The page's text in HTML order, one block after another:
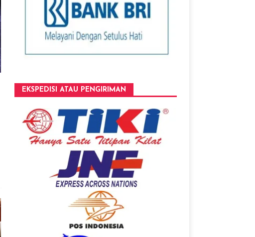
EKSPEDISI ATAU PENGIRIMAN